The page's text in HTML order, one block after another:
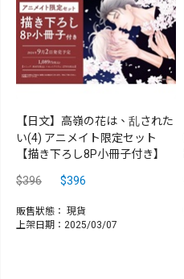
【日文】高嶺の花は、乱された
い(4) アニメイト限定セット
【描き下ろし8P小冊子付き】
$396 $396
販售狀態： 現貨
上架日期：2025/03/07